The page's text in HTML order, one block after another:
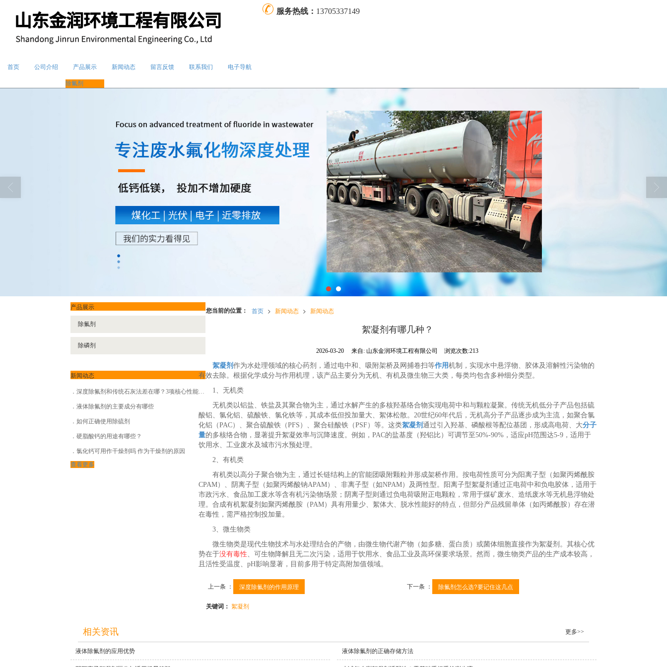
服务热线： 13705337149
首页 公司介绍 产品展示
除氟剂
新闻动态 留言反馈 联系我们 电子导航
您当前的位置： 首页 > 新闻动态 > 新闻动态
絮凝剂有哪几种？
2026-03-20 来自: 山东金润环境工程有限公司 浏览次数:213
絮凝剂 作为水处理领域的核心药剂，通过电中和、吸附架桥及网捕卷扫等作用机制，实现水中悬浮物、胶体及溶解性污染物的
有效去除。根据化学成分与作用机理，该产品主要分为无机、有机及微生物三大类，每类均包含多种细分类型。
1、无机类
无机类以铝盐、铁盐及其聚合物为主，通过水解产生的多核羟基络合物实现电荷中和与颗粒凝聚。传统无机低分子产品包括硫
酸铝、氯化铝、硫酸铁、氯化铁等，其成本低但投加量大、絮体松散。20世纪60年代后，无机高分子产品逐步成为主流，如聚合氯
化铝（PAC）、聚合硫酸铁（PFS）、聚合硅酸铁（PSF）等。这类絮凝剂 通过引入羟基、磷酸根等配位基团，形成高电荷、大分子
量的多核络合物，显著提升絮凝效率与沉降速度。例如，PAC的盐基度（羟铝比）可调节至50%-90%，适应pH范围达5-9，适用于
饮用水、工业废水及城市污水预处理。
2、有机类
有机类以高分子聚合物为主，通过长链结构上的官能团吸附颗粒并形成架桥作用。按电荷性质可分为阳离子型（如聚丙烯酰胺
CPAM）、阴离子型（如聚丙烯酸钠APAM）、非离子型（如NPAM）及两性型。阳离子型絮凝剂通过正电荷中和负电胶体，适用于
市政污水、食品加工废水等含有机污染物场景；阴离子型则通过负电荷吸附正电颗粒，常用于煤矿废水、造纸废水等无机悬浮物处
理。合成有机絮凝剂如聚丙烯酰胺（PAM）具有用量少、絮体大、脱水性能好的特点，但部分产品残留单体（如丙烯酰胺）存在潜
在毒性，需严格控制投加量。
3、微生物类
微生物类是现代生物技术与水处理结合的产物，由微生物代谢产物（如多糖、蛋白质）或菌体细胞直接作为絮凝剂。其核心优
势在于没有毒性、可生物降解且无二次污染，适用于饮用水、食品工业及高环保要求场景。然而，微生物类产品的生产成本较高，
且活性受温度、pH影响显著，目前多用于特定高附加值领域。
上一条 ： 深度除氟剂的作用原理 下一条 ： 除氟剂怎么选?要记住这几点
关键词： 絮凝剂
产品展示
除氟剂
除磷剂
新闻动态
深度除氟剂和传统石灰法差在哪？3项核心性能指标对比一目了然
液体除氟剂的主要成分有哪些
如何正确使用除硫剂
硬脂酸钙的用途有哪些？
氯化钙可用作干燥剂吗 作为干燥剂的原因
查看更多
相关资讯 更多>>
液体除氟剂的应用优势 液体除氟剂的正确存储方法